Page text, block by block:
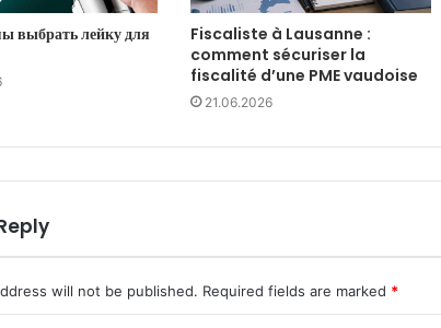
выбрать лейку для
Fiscaliste à Lausanne :
comment sécuriser la
fiscalité d’une PME vaudoise
21.06.2026
will not be published. Required fields are marked *